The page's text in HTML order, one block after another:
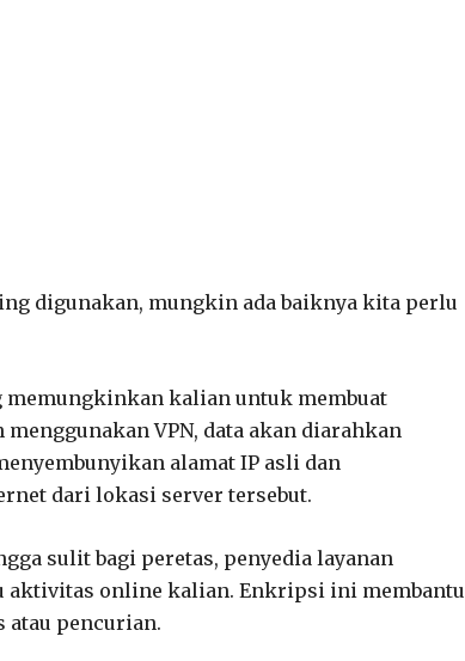
digunakan, mungkin ada baiknya kita perlu
kalian untuk membuat
VPN, data akan diarahkan
alamat IP asli dan
dari lokasi server tersebut.
sulit bagi peretas, penyedia layanan
aktivitas online kalian. Enkripsi ini membantu
pencurian.